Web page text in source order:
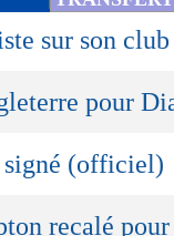
sur son club
pour
(officiel)
recalé